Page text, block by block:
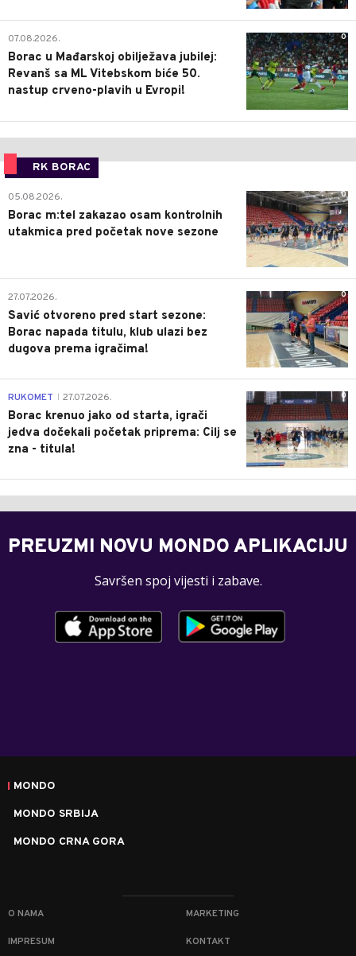
0
07.08.2026.
Borac u Mađarskoj obilježava jubilej:
Revanš sa ML Vitebskom biće 50.
nastup crveno-plavih u Evropi!
RK BORAC
0
05.08.2026.
Borac m:tel zakazao osam kontrolnih
utakmica pred početak nove sezone
0
27.07.2026.
Savić otvoreno pred start sezone:
Borac napada titulu, klub ulazi bez
dugova prema igračima!
0
RUKOMET 27.07.2026.
Borac krenuo jako od starta, igrači
jedva dočekali početak priprema: Cilj se
zna - titula!
PREUZMI NOVU MONDO APLIKACIJU
Savršen spoj vijesti i zabave.
MONDO
MONDO SRBIJA
MONDO CRNA GORA
O NAMA MARKETING
IMPRESUM KONTAKT